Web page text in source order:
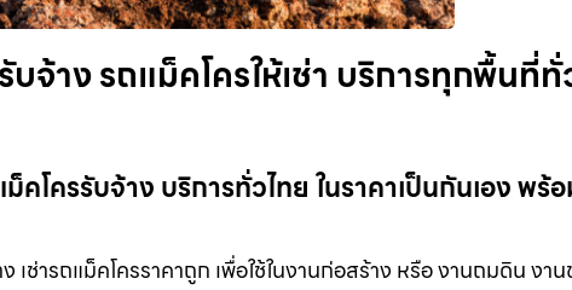
จ้าง รถแม็คโครให้เช่า บริการทุกพื้นที่
คโครรับจ้าง บริการทั่วไทย ในราคาเป็นกันเอง พร้
เช่ารถแม็คโครราคาถูก เพื่อใช้ในงานก่อสร้าง หรือ งานถมดิน งา